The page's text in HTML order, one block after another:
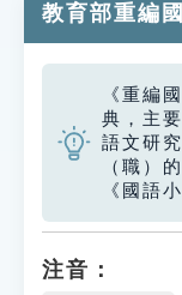
教育部重編
《重編
典，主
語文研
（職）
《國語
注音：